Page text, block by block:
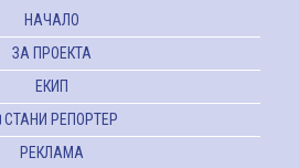
НАЧАЛО
ЗА ПРОЕКТА
ЕКИП
СТАНИ РЕПОРТЕР
РЕКЛАМА